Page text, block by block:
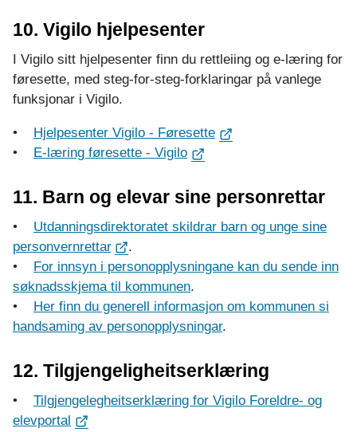
10. Vigilo hjelpesenter
I Vigilo sitt hjelpesenter finn du rettleiing og e-læring for
føresette, med steg-for-steg-forklaringar på vanlege
funksjonar i Vigilo.
•
Hjelpesenter Vigilo - Føresette
•
E-læring føresette - Vigilo
11. Barn og elevar sine personrettar
• Utdanningsdirektoratet skildrar barn og unge sine
personvernrettar
.
•
For innsyn i personopplysningane kan du sende inn
søknadsskjema til kommunen.
•
Her finn du generell informasjon om kommunen si
handsaming av personopplysningar.
12. Tilgjengeligheitserklæring
• Tilgjengelegheitserklæring for Vigilo Foreldre- og
elevportal